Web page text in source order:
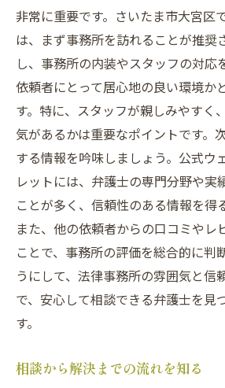
非常に重要です。さいたま市大宮区
は、まず事務所を訪れることが推奨
し、事務所の内装やスタッフの対応
依頼者にとって居心地の良い環境か
す。特に、スタッフが親しみやすく
気があるかは重要なポイントです。
する情報を吟味しましょう。公式ウ
レットには、弁護士の専門分野や実
ことが多く、信頼性のある情報を得
また、他の依頼者からの口コミやレ
ことで、事務所の評価を総合的に判
うにして、法律事務所の雰囲気と信
で、安心して相談できる弁護士を見
す。
相談から解決までの流れを知る